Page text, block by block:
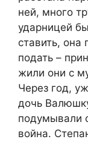
ней, много
ударницей
ставить,
подать –
жили они с
Через год,
дочь
подумывали
война.